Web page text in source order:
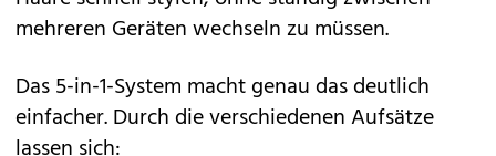
mehreren Geräten wechseln zu müssen.
Das 5-in-1-System macht genau das deutlich
einfacher. Durch die verschiedenen Aufsätze